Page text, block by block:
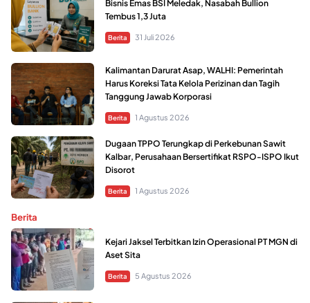
Bisnis Emas BSI Meledak, Nasabah Bullion
Tembus 1,3 Juta
Berita 31 Juli 2026
Kalimantan Darurat Asap, WALHI: Pemerintah
Harus Koreksi Tata Kelola Perizinan dan Tagih
Tanggung Jawab Korporasi
Berita 1 Agustus 2026
Dugaan TPPO Terungkap di Perkebunan Sawit
Kalbar, Perusahaan Bersertifikat RSPO-ISPO Ikut
Disorot
Berita 1 Agustus 2026
Berita
Kejari Jaksel Terbitkan Izin Operasional PT MGN di
Aset Sita
Berita 5 Agustus 2026